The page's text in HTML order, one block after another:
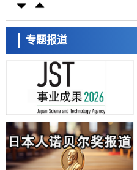
大阪大学开发基于水氢键网络的温
经济・社会
【AI法上篇】如何对“将人生交给
授专访
科学研究
庆应义塾大学阐明脑内“游击手”小
制，有望用于开发阿尔茨海默病等
科学研究
日本东北大学与横滨橡胶全球首
劣化抑制机制，为提升轮胎安全
科学研究
近畿大学等发现植物染料“日本茜”
成为新型功能性材料
科学研究
专题报道